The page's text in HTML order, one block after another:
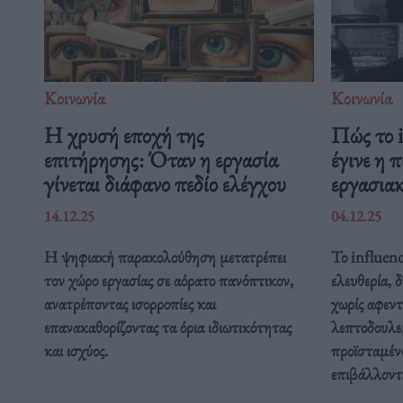
Κοινωνία
Η χρυσή εποχή της
επιτήρησης: Όταν η εργασία
γίνεται διάφανο πεδίο ελέγχου
14.12.25
Η ψηφιακή παρακολούθηση μετατρέπει
τον χώρο εργασίας σε αόρατο πανόπτικον,
ανατρέποντας ισορροπίες και
επανακαθορίζοντας τα όρια ιδιωτικότητας
και ισχύος.
Κοινωνία
Πώς το
έγινε η
04.12.25
Το
ελευθερία,
χωρίς